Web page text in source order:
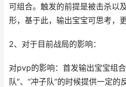
可组合。触发的前提是被击杀以
形，基于此，输出宝宝可思考，
2、对于目前战局的影响：
对pvp的影响：首发输出宝宝组
队”、“冲子队”的时候提供一定